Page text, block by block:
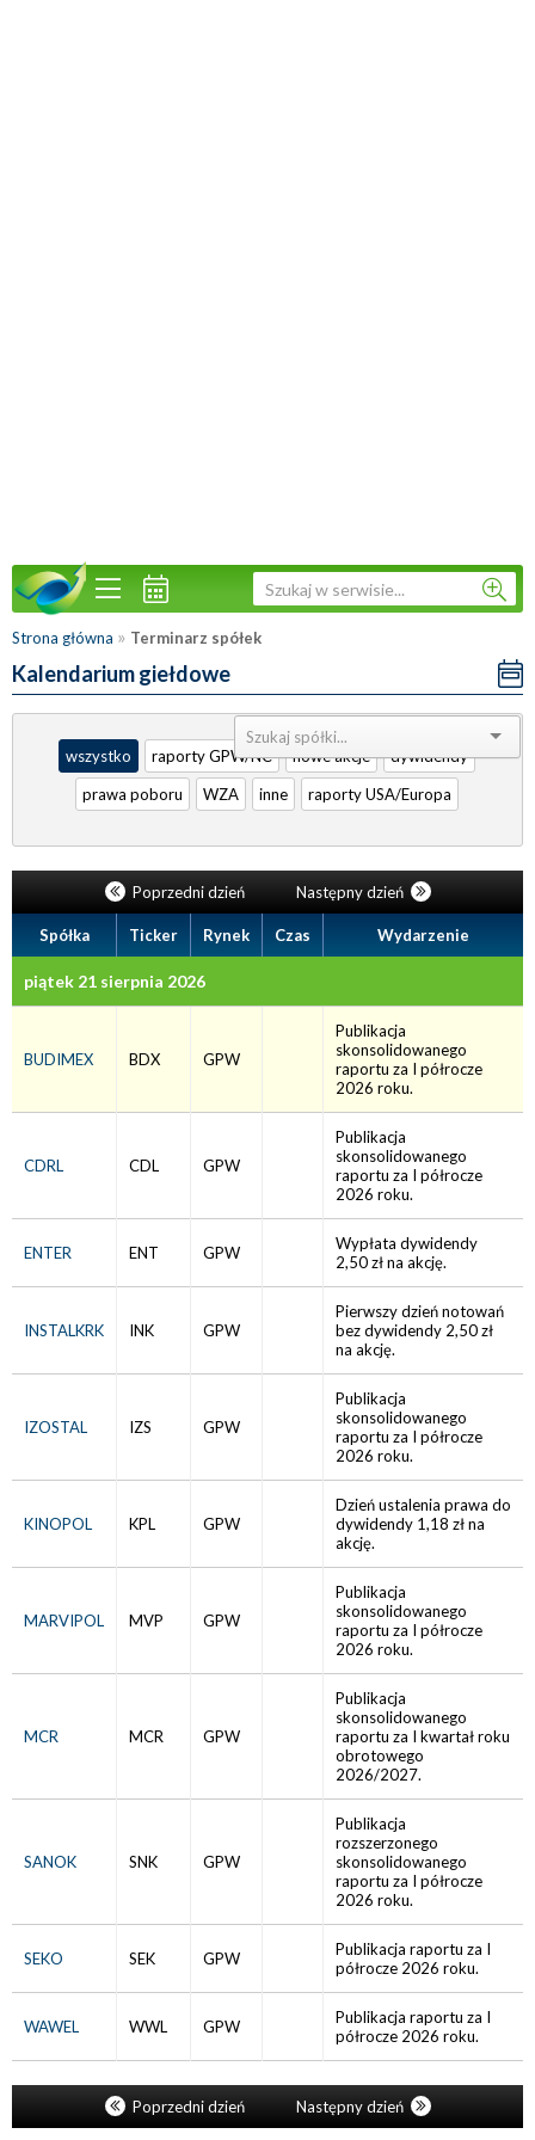
Strona główna » Terminarz spółek
Kalendarium giełdowe
Sortuj:
wszystko
raporty GPW/NC nowe akcje
dywidendy
prawa poboru
WZA inne raporty USA/Europa
Poprzedni dzień Następny dzień
Spółka Ticker Rynek Czas Wydarzenie
piątek 21 sierpnia 2026
BUDIMEX BDX GPW
Publikacja
skonsolidowanego
raportu za I półrocze
2026 roku.
CDRL CDL GPW
Publikacja
skonsolidowanego
raportu za I półrocze
2026 roku.
ENTER ENT GPW
Wypłata dywidendy
2,50 zł na akcję.
INSTALKRK INK GPW
Pierwszy dzień notowań
bez dywidendy 2,50 zł
na akcję.
IZOSTAL IZS GPW
Publikacja
skonsolidowanego
raportu za I półrocze
2026 roku.
KINOPOL KPL GPW
Dzień ustalenia prawa do
dywidendy 1,18 zł na
akcję.
MARVIPOL MVP GPW
Publikacja
skonsolidowanego
raportu za I półrocze
2026 roku.
MCR MCR GPW
Publikacja
skonsolidowanego
raportu za I kwartał roku
obrotowego
2026/2027.
SANOK SNK GPW
Publikacja
rozszerzonego
skonsolidowanego
raportu za I półrocze
2026 roku.
SEKO SEK GPW
Publikacja raportu za I
półrocze 2026 roku.
WAWEL WWL GPW
Publikacja raportu za I
półrocze 2026 roku.
Poprzedni dzień Następny dzień